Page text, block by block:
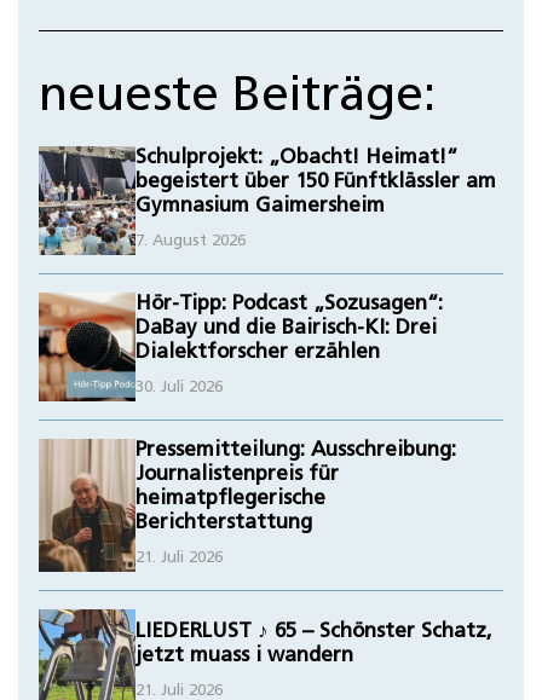
neueste Beiträge:
Schulprojekt: „Obacht! Heimat!“
begeistert über 150 Fünftklässler am
Gymnasium Gaimersheim
7. August 2026
Hör-Tipp: Podcast „Sozusagen“:
DaBay und die Bairisch-KI: Drei
Dialektforscher erzählen
30. Juli 2026
Pressemitteilung: Ausschreibung:
Journalistenpreis für
heimatpflegerische
Berichterstattung
21. Juli 2026
LIEDERLUST ♪ 65 – Schönster Schatz,
jetzt muass i wandern
21. Juli 2026